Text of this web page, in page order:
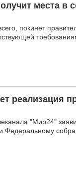
места в
покинет
реализация
"Мир24"
Федеральному